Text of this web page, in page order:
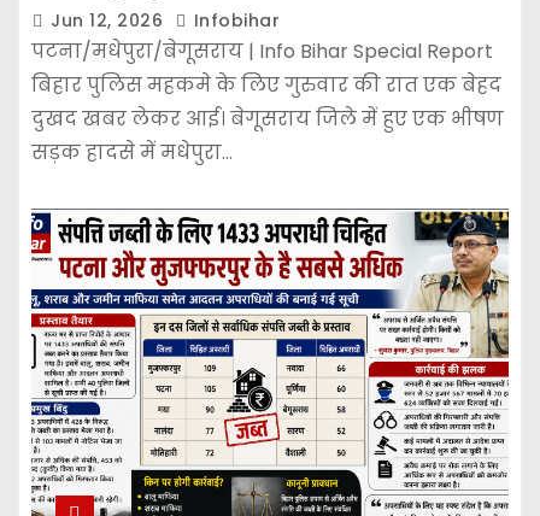
Jun 12, 2026 Infobihar
पटना/मधेपुरा/बेगूसराय | Info Bihar Special Report
बिहार पुलिस महकमे के लिए गुरुवार की रात एक बेहद
दुखद खबर लेकर आई। बेगूसराय जिले में हुए एक भीषण
सड़क हादसे में मधेपुरा…